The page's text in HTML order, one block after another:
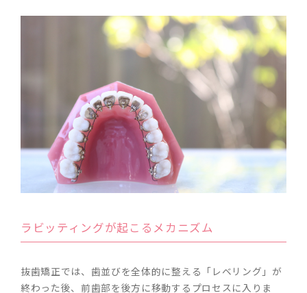
ラビッティングが起こるメカニズム
抜歯矯正では、歯並びを全体的に整える「レベリング」が
終わった後、前歯部を後方に移動するプロセスに入りま